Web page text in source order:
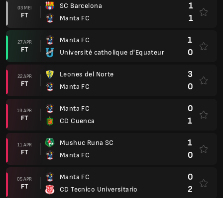
03 MEI
FT
SC Barcelona
Manta FC
1
1
27 APR
FT
Manta FC
Université catholique d'Equateur
1
0
22 APR
FT
Leones del Norte
Manta FC
3
0
19 APR
FT
Manta FC
CD Cuenca
0
1
11 APR
FT
Mushuc Runa SC
Manta FC
1
0
05 APR
FT
Manta FC
CD Tecnico Universitario
0
2